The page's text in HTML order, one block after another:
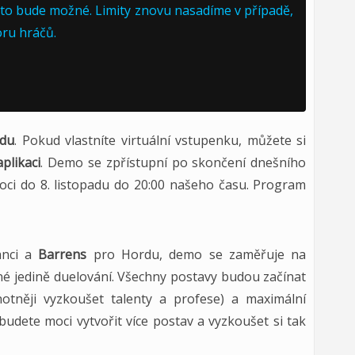
bude možné. Limity znovu nasadíme v případě,
hráčů.
. Pokud vlastníte virtuální vstupenku, můžete si
. Demo se zpřístupní po skončení dnešního
do 8. listopadu do 20:00 našeho času. Program
a Barrens pro Hordu, demo se zaměřuje na
jedině duelování. Všechny postavy budou začínat
vyzkoušet talenty a profese) a maximální
moci vytvořit více postav a vyzkoušet si tak